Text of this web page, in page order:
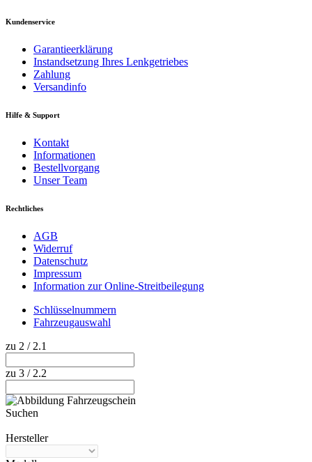
Kundenservice
Garantieerklärung
Instandsetzung Ihres Lenkgetriebes
Zahlung
Versandinfo
Hilfe & Support
Kontakt
Informationen
Bestellvorgang
Unser Team
Rechtliches
AGB
Widerruf
Datenschutz
Impressum
Information zur Online-Streitbeilegung
Schlüsselnummern
Fahrzeugauswahl
zu 2 / 2.1
zu 3 / 2.2
Suchen
Hersteller